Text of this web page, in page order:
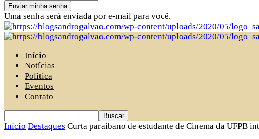
Uma senha será enviada por e-mail para você.
Início
Notícias
Política
Eventos
Contato
Início Destaques Curta paraibano de estudante de Cinema da UFPB